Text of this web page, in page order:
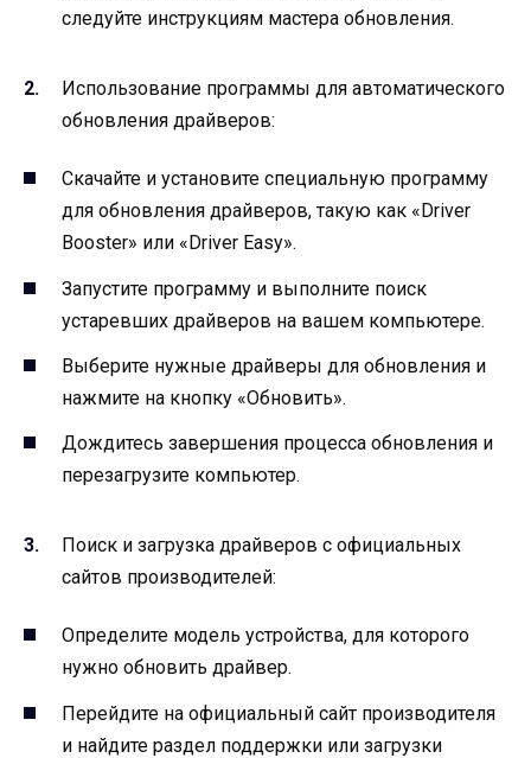
следуйте инструкциям мастера обновления.
Использование программы для автоматического
обновления драйверов:
Скачайте и установите специальную программу
для обновления драйверов, такую как «Driver
Booster» или «Driver Easy».
Запустите программу и выполните поиск
устаревших драйверов на вашем компьютере.
Выберите нужные драйверы для обновления и
нажмите на кнопку «Обновить».
Дождитесь завершения процесса обновления и
перезагрузите компьютер.
Поиск и загрузка драйверов с официальных
сайтов производителей:
Определите модель устройства, для которого
нужно обновить драйвер.
Перейдите на официальный сайт производителя
и найдите раздел поддержки или загрузки